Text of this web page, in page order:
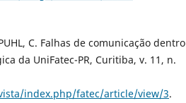
C. Falhas de comunicação dentro
da UniFatec-PR, Curitiba, v. 11, n.
index.php/fatec/article/view/3.